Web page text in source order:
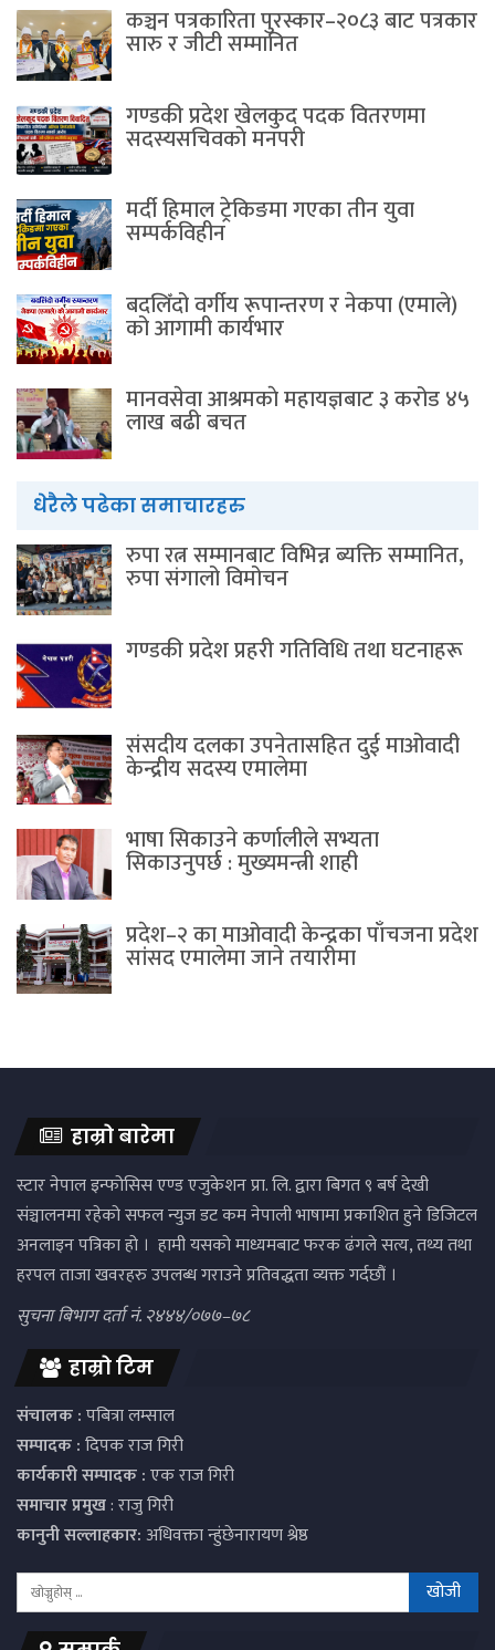
कञ्चन पत्रकारिता पुरस्कार–२०८३ बाट पत्रकार
सारु र जीटी सम्मानित
गण्डकी प्रदेश खेलकुद पदक वितरणमा
सदस्यसचिवकाे मनपरी
मर्दी हिमाल ट्रेकिङमा गएका तीन युवा
सम्पर्कविहीन
बदलिँदो वर्गीय रूपान्तरण र नेकपा (एमाले)
को आगामी कार्यभार
मानवसेवा आश्रमकाे‌ महायज्ञबाट ३ करोड ४५
लाख बढी बचत
धेरैले पढेका समाचारहरु
रुपा रत्न सम्मानबाट विभिन्न ब्यक्ति सम्मानित,
रुपा संगालो विमोचन
गण्डकी प्रदेश प्रहरी गतिविधि तथा घटनाहरू
संसदीय दलका उपनेतासहित दुई माओवादी
केन्द्रीय सदस्य एमालेमा
भाषा सिकाउने कर्णालीले सभ्यता
सिकाउनुपर्छ : मुख्यमन्त्री शाही
प्रदेश–२ का माओवादी केन्द्रका पाँचजना प्रदेश
सांसद एमालेमा जाने तयारीमा
हाम्रो बारेमा
स्टार नेपाल इन्फोसिस एण्ड एजुकेशन प्रा. लि. द्वारा बिगत ९ बर्ष देखी
संञ्चालनमा रहेको सफल न्युज डट कम नेपाली भाषामा प्रकाशित हुने डिजिटल
अनलाइन पत्रिका हो । हामी यसको माध्यमबाट फरक ढंगले सत्य, तथ्य तथा
हरपल ताजा खवरहरु उपलब्ध गराउने प्रतिवद्धता व्यक्त गर्दछौं ।
सुचना बिभाग दर्ता नं. २४४४/०७७–७८
हाम्रो टिम
संचालक :पबित्रा लम्साल
सम्पादक :दिपक राज गिरी
कार्यकारी सम्पादक :एक राज गिरी
समाचार प्रमुख: राजु गिरी
कानुनी सल्लाहकार:अधिवक्ता न्हुंछेनारायण श्रेष्ठ